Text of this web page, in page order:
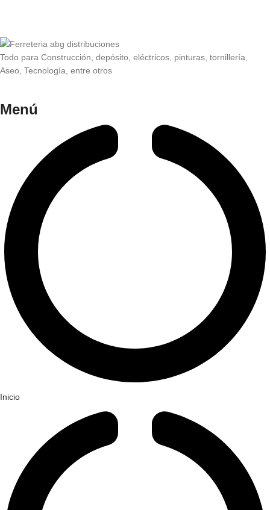
Todo para Construcción, depósito, eléctricos, pinturas, tornillería,
Aseo, Tecnología, entre otros
Menú
Inicio